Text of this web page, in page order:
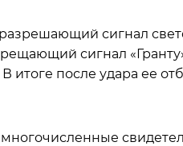
сигнал
сигнал
итоге после удара ее